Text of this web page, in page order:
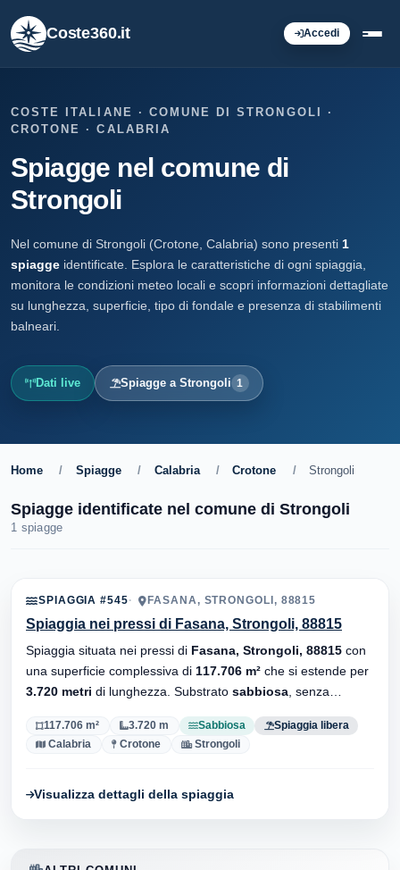
Coste360.it Accedi
COSTE ITALIANE · COMUNE DI STRONGOLI ·
CROTONE · CALABRIA
Spiagge nel comune di
Strongoli
Nel comune di Strongoli (Crotone, Calabria) sono presenti 1
spiagge identificate. Esplora le caratteristiche di ogni spiaggia,
monitora le condizioni meteo locali e scopri informazioni dettagliate
su lunghezza, superficie, tipo di fondale e presenza di stabilimenti
balneari.
Dati live Spiagge a Strongoli 1
Home / Spiagge / Calabria / Crotone / Strongoli
Spiagge identificate nel comune di Strongoli
1 spiagge
SPIAGGIA #545 FASANA, STRONGOLI, 88815
Spiaggia nei pressi di Fasana, Strongoli, 88815
Spiaggia situata nei pressi di Fasana, Strongoli, 88815 con
una superficie complessiva di 117.706 m² che si estende per
3.720 metri di lunghezza. Substrato sabbiosa , senza
117.706 m² 3.720 m Sabbiosa
Spiaggia libera
Calabria
Crotone Strongoli
Visualizza dettagli della spiaggia